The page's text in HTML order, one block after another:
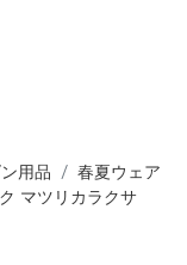
用品
春夏ウェア
マツリカラクサ